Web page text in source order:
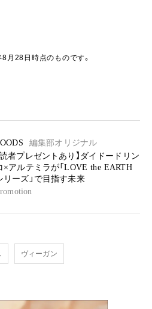
月28日時点のものです。
編集部オリジナル
読者プレゼントあり】ダイドードリン
×アルテミラが「LOVE the EARTH
リーズ」で目指す未来
ヴィーガン